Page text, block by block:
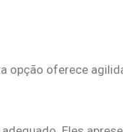
opção oferece